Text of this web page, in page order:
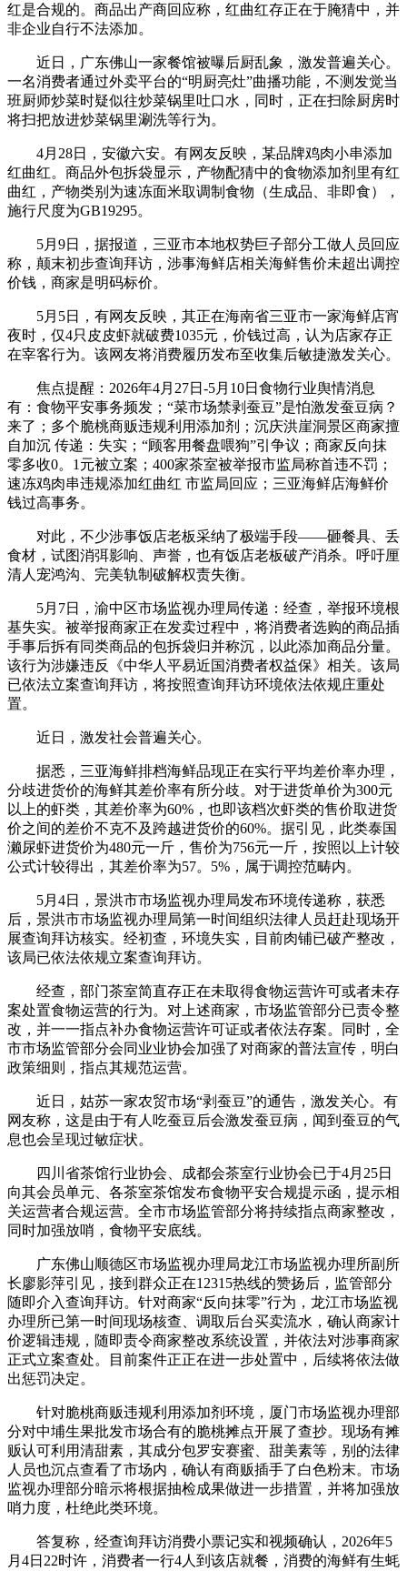
红是合规的。商品出产商回应称，红曲红存正在于腌猜中，并
非企业自行不法添加。
近日，广东佛山一家餐馆被曝后厨乱象，激发普遍关心。
一名消费者通过外卖平台的“明厨亮灶”曲播功能，不测发觉当
班厨师炒菜时疑似往炒菜锅里吐口水，同时，正在扫除厨房时
将扫把放进炒菜锅里涮洗等行为。
4月28日，安徽六安。有网友反映，某品牌鸡肉小串添加
红曲红。商品外包拆袋显示，产物配猜中的食物添加剂里有红
曲红，产物类别为速冻面米取调制食物（生成品、非即食），
施行尺度为GB19295。
5月9日，据报道，三亚市本地权势巨子部分工做人员回应
称，颠末初步查询拜访，涉事海鲜店相关海鲜售价未超出调控
价钱，商家是明码标价。
5月5日，有网友反映，其正在海南省三亚市一家海鲜店宵
夜时，仅4只皮皮虾就破费1035元，价钱过高，认为店家存正
在宰客行为。该网友将消费履历发布至收集后敏捷激发关心。
焦点提醒：2026年4月27日-5月10日食物行业舆情消息
有：食物平安事务频发；“菜市场禁剥蚕豆”是怕激发蚕豆病？
来了；多个脆桃商贩违规利用添加剂；沉庆洪崖洞景区商家擅
自加沉 传递：失实；“顾客用餐盘喂狗”引争议；商家反向抹
零多收0。1元被立案；400家茶室被举报市监局称首违不罚；
速冻鸡肉串违规添加红曲红 市监局回应；三亚海鲜店海鲜价
钱过高事务。
对此，不少涉事饭店老板采纳了极端手段——砸餐具、丢
食材，试图消弭影响、声誉，也有饭店老板破产消杀。呼吁厘
清人宠鸿沟、完美轨制破解权责失衡。
5月7日，渝中区市场监视办理局传递：经查，举报环境根
基失实。被举报商家正在发卖过程中，将消费者选购的商品插
手事后拆有同类商品的包拆袋归并称沉，以此添加商品分量。
该行为涉嫌违反《中华人平易近国消费者权益保》相关。该局
已依法立案查询拜访，将按照查询拜访环境依法依规庄重处
置。
近日，激发社会普遍关心。
据悉，三亚海鲜排档海鲜品现正在实行平均差价率办理，
分歧进货价的海鲜其差价率有所分歧。对于进货单价为300元
以上的虾类，其差价率为60%，也即该档次虾类的售价取进货
价之间的差价不克不及跨越进货价的60%。据引见，此类泰国
濑尿虾进货价为480元一斤，售价为756元一斤，按照以上计较
公式计较得出，其差价率为57。5%，属于调控范畴内。
5月4日，景洪市市场监视办理局发布环境传递称，获悉
后，景洪市市场监视办理局第一时间组织法律人员赶赴现场开
展查询拜访核实。经初查，环境失实，目前肉铺已破产整改，
该局已依法依规立案查询拜访。
经查，部门茶室简直存正在未取得食物运营许可或者未存
案处置食物运营的行为。对上述商家，市场监管部分已责令整
改，并一一指点补办食物运营许可证或者依法存案。同时，全
市市场监管部分会同业业协会加强了对商家的普法宣传，明白
政策细则，指点其规范运营。
近日，姑苏一家农贸市场“剥蚕豆”的通告，激发关心。有
网友称，这是由于有人吃蚕豆后会激发蚕豆病，闻到蚕豆的气
息也会呈现过敏症状。
四川省茶馆行业协会、成都会茶室行业协会已于4月25日
向其会员单元、各茶室茶馆发布食物平安合规提示函，提示相
关运营者合规运营。全市市场监管部分将持续指点商家整改，
同时加强放哨，食物平安底线。
广东佛山顺德区市场监视办理局龙江市场监视办理所副所
长廖影萍引见，接到群众正在12315热线的赞扬后，监管部分
随即介入查询拜访。针对商家“反向抹零”行为，龙江市场监视
办理所已第一时间现场核查、调取后台买卖流水，确认商家计
价逻辑违规，随即责令商家整改系统设置，并依法对涉事商家
正式立案查处。目前案件正正在进一步处置中，后续将依法做
出惩罚决定。
针对脆桃商贩违规利用添加剂环境，厦门市场监视办理部
分对中埔生果批发市场合有的脆桃摊点开展了查抄。现场有摊
贩认可利用清甜素，其成分包罗安赛蜜、甜美素等，别的法律
人员也沉点查看了市场内，确认有商贩插手了白色粉末。市场
监视办理部分暗示将根据抽检成果做进一步措置，并将加强放
哨力度，杜绝此类环境。
答复称，经查询拜访消费小票记实和视频确认，2026年5
月4日22时许，消费者一行4人到该店就餐，消费的海鲜有生蚝